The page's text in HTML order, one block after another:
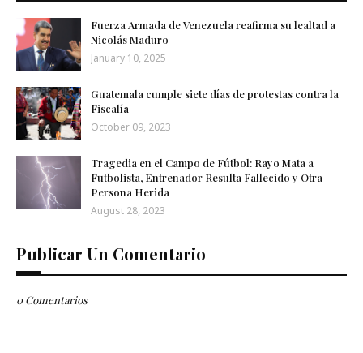
Fuerza Armada de Venezuela reafirma su lealtad a
Nicolás Maduro
January 10, 2025
Guatemala cumple siete días de protestas contra la
Fiscalía
October 09, 2023
Tragedia en el Campo de Fútbol: Rayo Mata a
Futbolista, Entrenador Resulta Fallecido y Otra
Persona Herida
August 28, 2023
Publicar Un Comentario
0 Comentarios